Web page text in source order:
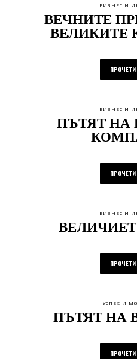
БИЗНЕС И
ВЕЧНИТЕ
БИЗНЕС И
ПЪТЯТ НА
БИЗНЕС И
УСПЕХ И
ПЪТЯТ НА